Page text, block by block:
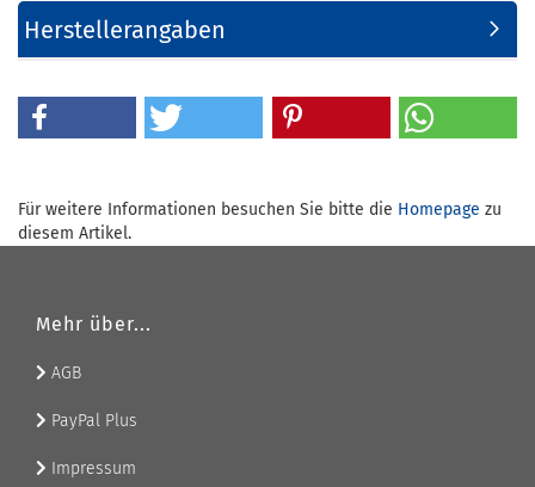
Herstellerangaben
Für weitere Informationen besuchen Sie bitte die Homepage zu
diesem Artikel.
Mehr über...
AGB
PayPal Plus
Impressum